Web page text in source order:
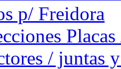
p/ Freidora
/ juntas